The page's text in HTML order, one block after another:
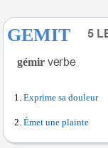
GEMIT
gémir
Exprime sa douleur
Émet une plainte